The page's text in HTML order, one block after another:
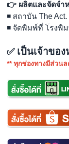
👉 ผลิตและจัดจำ
◾ สถาบัน The
◾ จัดพิมพ์ที่ โรง
✅ เป็นเจ้าขอ
** ทุกช่องทางมีส่วนล